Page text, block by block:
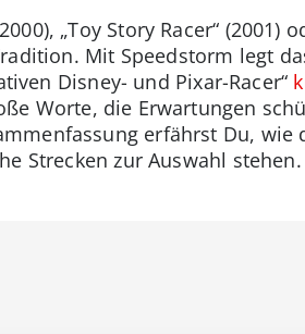
„Toy Story Racer“ (2001)
Mit Speedstorm legt
Disney- und Pixar-Racer“
Worte, die Erwartungen
erfährst Du, wie
Strecken zur Auswahl